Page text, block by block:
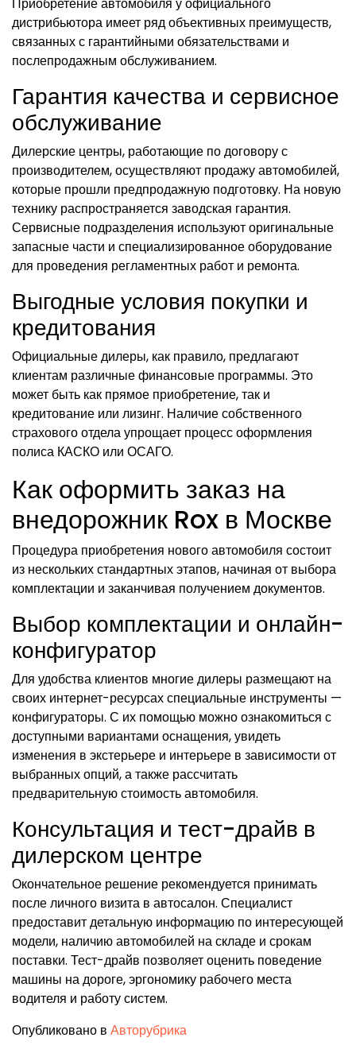
дистрибьютора имеет ряд объективных преимуществ,
связанных с гарантийными обязательствами и
послепродажным обслуживанием.
Гарантия качества и сервисное
обслуживание
Дилерские центры, работающие по договору с
производителем, осуществляют продажу автомобилей,
которые прошли предпродажную подготовку. На новую
технику распространяется заводская гарантия.
Сервисные подразделения используют оригинальные
запасные части и специализированное оборудование
для проведения регламентных работ и ремонта.
Выгодные условия покупки и
кредитования
Официальные дилеры, как правило, предлагают
клиентам различные финансовые программы. Это
может быть как прямое приобретение, так и
кредитование или лизинг. Наличие собственного
страхового отдела упрощает процесс оформления
полиса КАСКО или ОСАГО.
Как оформить заказ на
внедорожник Rox в Москве
Процедура приобретения нового автомобиля состоит
из нескольких стандартных этапов, начиная от выбора
комплектации и заканчивая получением документов.
Выбор комплектации и онлайн-
конфигуратор
Для удобства клиентов многие дилеры размещают на
своих интернет-ресурсах специальные инструменты —
конфигураторы. С их помощью можно ознакомиться с
доступными вариантами оснащения, увидеть
изменения в экстерьере и интерьере в зависимости от
выбранных опций, а также рассчитать
предварительную стоимость автомобиля.
Консультация и тест-драйв в
дилерском центре
Окончательное решение рекомендуется принимать
после личного визита в автосалон. Специалист
предоставит детальную информацию по интересующей
модели, наличию автомобилей на складе и срокам
поставки. Тест-драйв позволяет оценить поведение
машины на дороге, эргономику рабочего места
водителя и работу систем.
Опубликовано в Авторубрика